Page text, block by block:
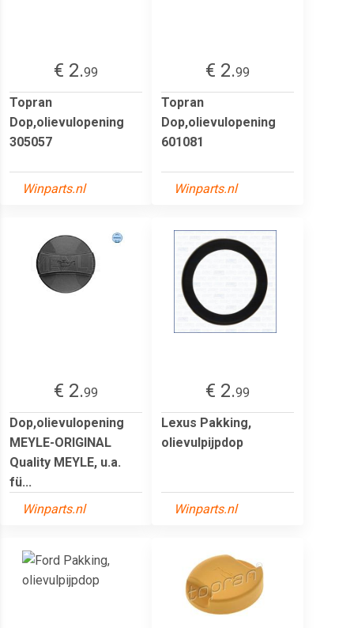
€ 2.99
Topran
Dop,olievulopening
305057
Winparts.nl
€ 2.99
Topran
Dop,olievulopening
601081
Winparts.nl
€ 2.99
Dop,olievulopening
MEYLE-ORIGINAL
Quality MEYLE, u.a.
fü...
Winparts.nl
€ 2.99
Lexus Pakking,
olievulpijpdop
Winparts.nl